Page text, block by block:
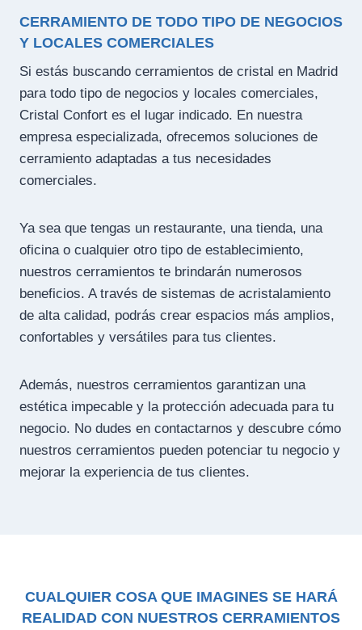
CERRAMIENTO DE TODO TIPO DE NEGOCIOS
Y LOCALES COMERCIALES
Si estás buscando cerramientos de cristal en Madrid
para todo tipo de negocios y locales comerciales,
Cristal Confort es el lugar indicado. En nuestra
empresa especializada, ofrecemos soluciones de
cerramiento adaptadas a tus necesidades
comerciales.
Ya sea que tengas un restaurante, una tienda, una
oficina o cualquier otro tipo de establecimiento,
nuestros cerramientos te brindarán numerosos
beneficios. A través de sistemas de acristalamiento
de alta calidad, podrás crear espacios más amplios,
confortables y versátiles para tus clientes.
Además, nuestros cerramientos garantizan una
estética impecable y la protección adecuada para tu
negocio. No dudes en contactarnos y descubre cómo
nuestros cerramientos pueden potenciar tu negocio y
mejorar la experiencia de tus clientes.
CUALQUIER COSA QUE IMAGINES SE HARÁ
REALIDAD CON NUESTROS CERRAMIENTOS